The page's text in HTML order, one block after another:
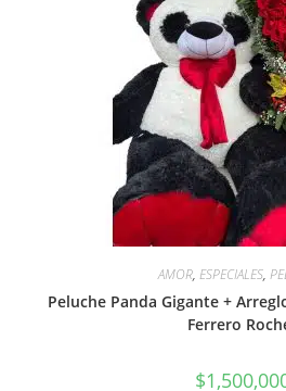
AMOR, ESPECIALES,
Peluche Panda Gigante +
Ferrero
$